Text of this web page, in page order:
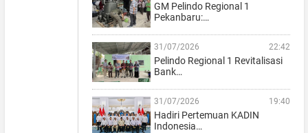
GM Pelindo Regional 1
Pekanbaru:…
31/07/2026 22:42
Pelindo Regional 1 Revitalisasi
Bank…
31/07/2026 19:40
Hadiri Pertemuan KADIN
Indonesia…